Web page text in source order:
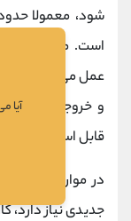
عمل می کند که در
و خروجی‌ های
قابل استفاده
جدیدی نیاز دارد،
آیا